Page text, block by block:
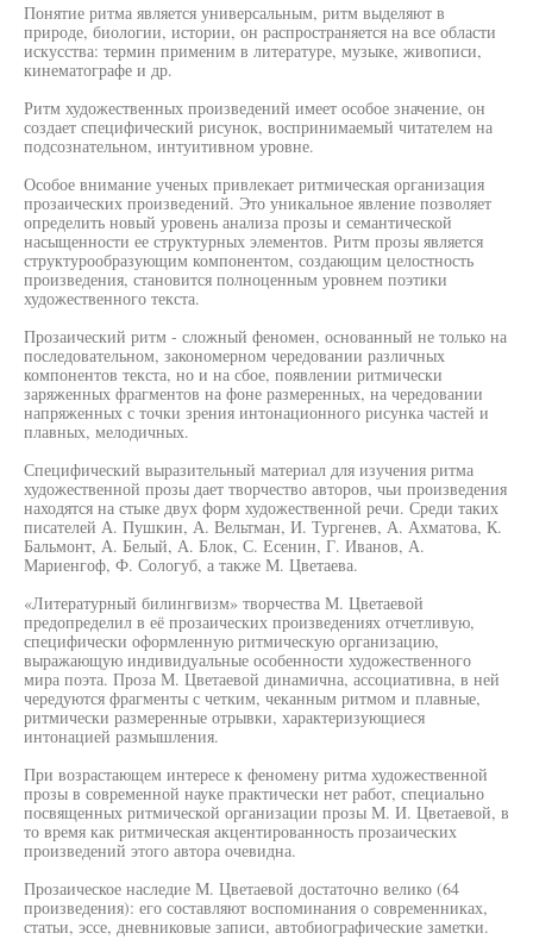
Понятие ритма является универсальным, ритм выделяют в
природе, биологии, истории, он распространяется на все области
искусства: термин применим в литературе, музыке, живописи,
кинематографе и др.
Ритм художественных произведений имеет особое значение, он
создает специфический рисунок, воспринимаемый читателем на
подсознательном, интуитивном уровне.
Особое внимание ученых привлекает ритмическая организация
прозаических произведений. Это уникальное явление позволяет
определить новый уровень анализа прозы и семантической
насыщенности ее структурных элементов. Ритм прозы является
структурообразующим компонентом, создающим целостность
произведения, становится полноценным уровнем поэтики
художественного текста.
Прозаический ритм - сложный феномен, основанный не только на
последовательном, закономерном чередовании различных
компонентов текста, но и на сбое, появлении ритмически
заряженных фрагментов на фоне размеренных, на чередовании
напряженных с точки зрения интонационного рисунка частей и
плавных, мелодичных.
Специфический выразительный материал для изучения ритма
художественной прозы дает творчество авторов, чьи произведения
находятся на стыке двух форм художественной речи. Среди таких
писателей А. Пушкин, А. Вельтман, И. Тургенев, А. Ахматова, К.
Бальмонт, А. Белый, А. Блок, С. Есенин, Г. Иванов, А.
Мариенгоф, Ф. Сологуб, а также М. Цветаева.
«Литературный билингвизм» творчества М. Цветаевой
предопределил в её прозаических произведениях отчетливую,
специфически оформленную ритмическую организацию,
выражающую индивидуальные особенности художественного
мира поэта. Проза М. Цветаевой динамична, ассоциативна, в ней
чередуются фрагменты с четким, чеканным ритмом и плавные,
ритмически размеренные отрывки, характеризующиеся
интонацией размышления.
При возрастающем интересе к феномену ритма художественной
прозы в современной науке практически нет работ, специально
посвященных ритмической организации прозы М. И. Цветаевой, в
то время как ритмическая акцентированность прозаических
произведений этого автора очевидна.
Прозаическое наследие М. Цветаевой достаточно велико (64
произведения): его составляют воспоминания о современниках,
статьи, эссе, дневниковые записи, автобиографические заметки.